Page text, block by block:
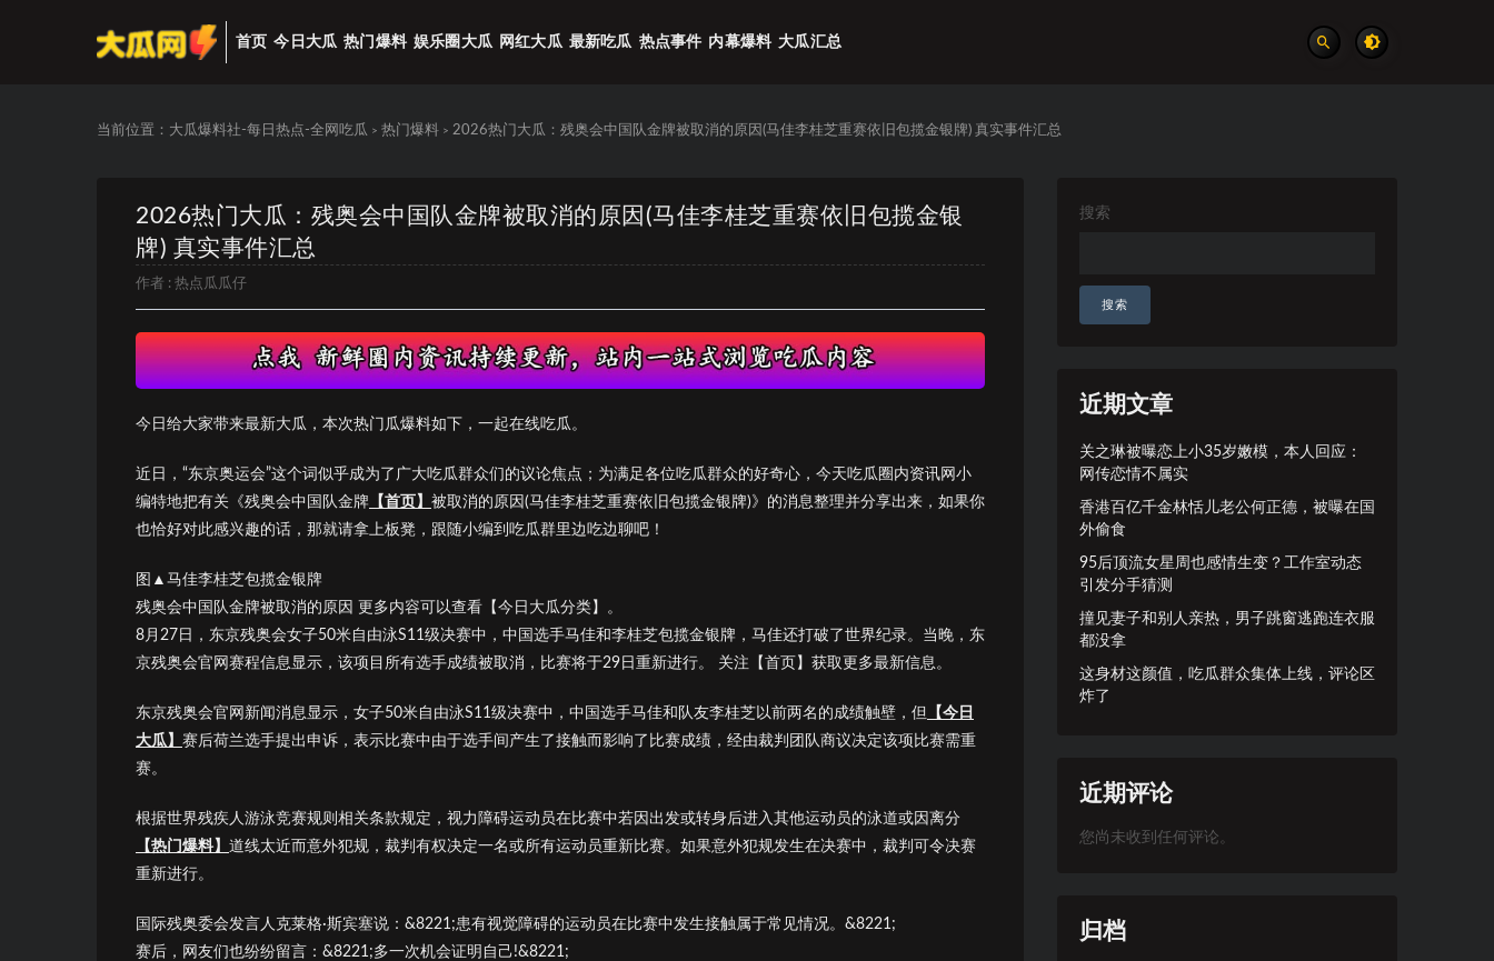
首页 今日大瓜 热门爆料 娱乐圈大瓜 网红大瓜 最新吃瓜 热点事件 内幕爆料 大瓜汇总
当前位置： 大瓜爆料社-每日热点-全网吃瓜 > 热门爆料 > 2026热门大瓜：残奥会中国队金牌被取消的原因(马佳李桂芝重赛依旧包揽金银牌) 真实事件汇总
2026热门大瓜：残奥会中国队金牌被取消的原因(马佳李桂芝重赛依旧包揽金银
牌) 真实事件汇总
作者 : 热点瓜瓜仔
今日给大家带来最新大瓜，本次热门瓜爆料如下，一起在线吃瓜。
近日，“东京奥运会”这个词似乎成为了广大吃瓜群众们的议论焦点；为满足各位吃瓜群众的好奇心，今天吃瓜圈内资讯网小
编特地把有关《残奥会中国队金牌 【首页】 被取消的原因(马佳李桂芝重赛依旧包揽金银牌)》的消息整理并分享出来，如果你
也恰好对此感兴趣的话，那就请拿上板凳，跟随小编到吃瓜群里边吃边聊吧！
图▲马佳李桂芝包揽金银牌
残奥会中国队金牌被取消的原因 更多内容可以查看【今日大瓜分类】。
8月27日，东京残奥会女子50米自由泳S11级决赛中，中国选手马佳和李桂芝包揽金银牌，马佳还打破了世界纪录。当晚，东
京残奥会官网赛程信息显示，该项目所有选手成绩被取消，比赛将于29日重新进行。 关注【首页】获取更多最新信息。
东京残奥会官网新闻消息显示，女子50米自由泳S11级决赛中，中国选手马佳和队友李桂芝以前两名的成绩触壁，但 【今日
大瓜】 赛后荷兰选手提出申诉，表示比赛中由于选手间产生了接触而影响了比赛成绩，经由裁判团队商议决定该项比赛需重
赛。
根据世界残疾人游泳竞赛规则相关条款规定，视力障碍运动员在比赛中若因出发或转身后进入其他运动员的泳道或因离分
【热门爆料】 道线太近而意外犯规，裁判有权决定一名或所有运动员重新比赛。如果意外犯规发生在决赛中，裁判可令决赛
重新进行。
国际残奥委会发言人克莱格·斯宾塞说：&8221;患有视觉障碍的运动员在比赛中发生接触属于常见情况。&8221;
赛后，网友们也纷纷留言：&8221;多一次机会证明自己!&8221;
搜索
搜索
近期文章
关之琳被曝恋上小35岁嫩模，本人回应：
网传恋情不属实
香港百亿千金林恬儿老公何正德，被曝在国
外偷食
95后顶流女星周也感情生变？工作室动态
引发分手猜测
撞见妻子和别人亲热，男子跳窗逃跑连衣服
都没拿
这身材这颜值，吃瓜群众集体上线，评论区
炸了
近期评论
您尚未收到任何评论。
归档